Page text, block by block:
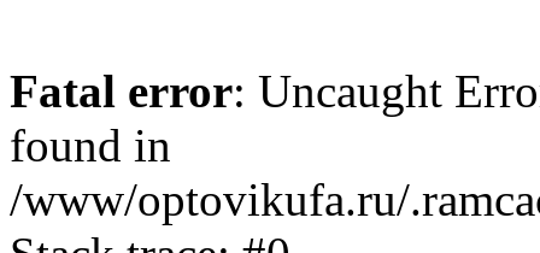
Fatal error: Uncaught
found in
/www/optovikufa.ru/